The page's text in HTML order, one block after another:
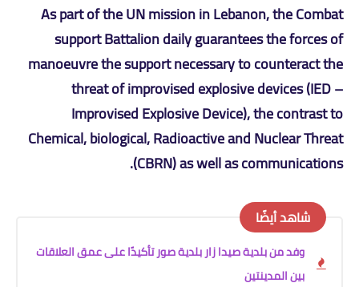
As part of the UN mission in Lebanon, the Combat
support Battalion daily guarantees the forces of
manoeuvre the support necessary to counteract the
threat of improvised explosive devices (IED –
Improvised Explosive Device), the contrast to
Chemical, biological, Radioactive and Nuclear Threat
(CBRN) as well as communications.
شاهد أيضًا
وفد من بلدية صيدا زار بلدية صور تأكيدًا على عمق العلاقات
بين المدينتين